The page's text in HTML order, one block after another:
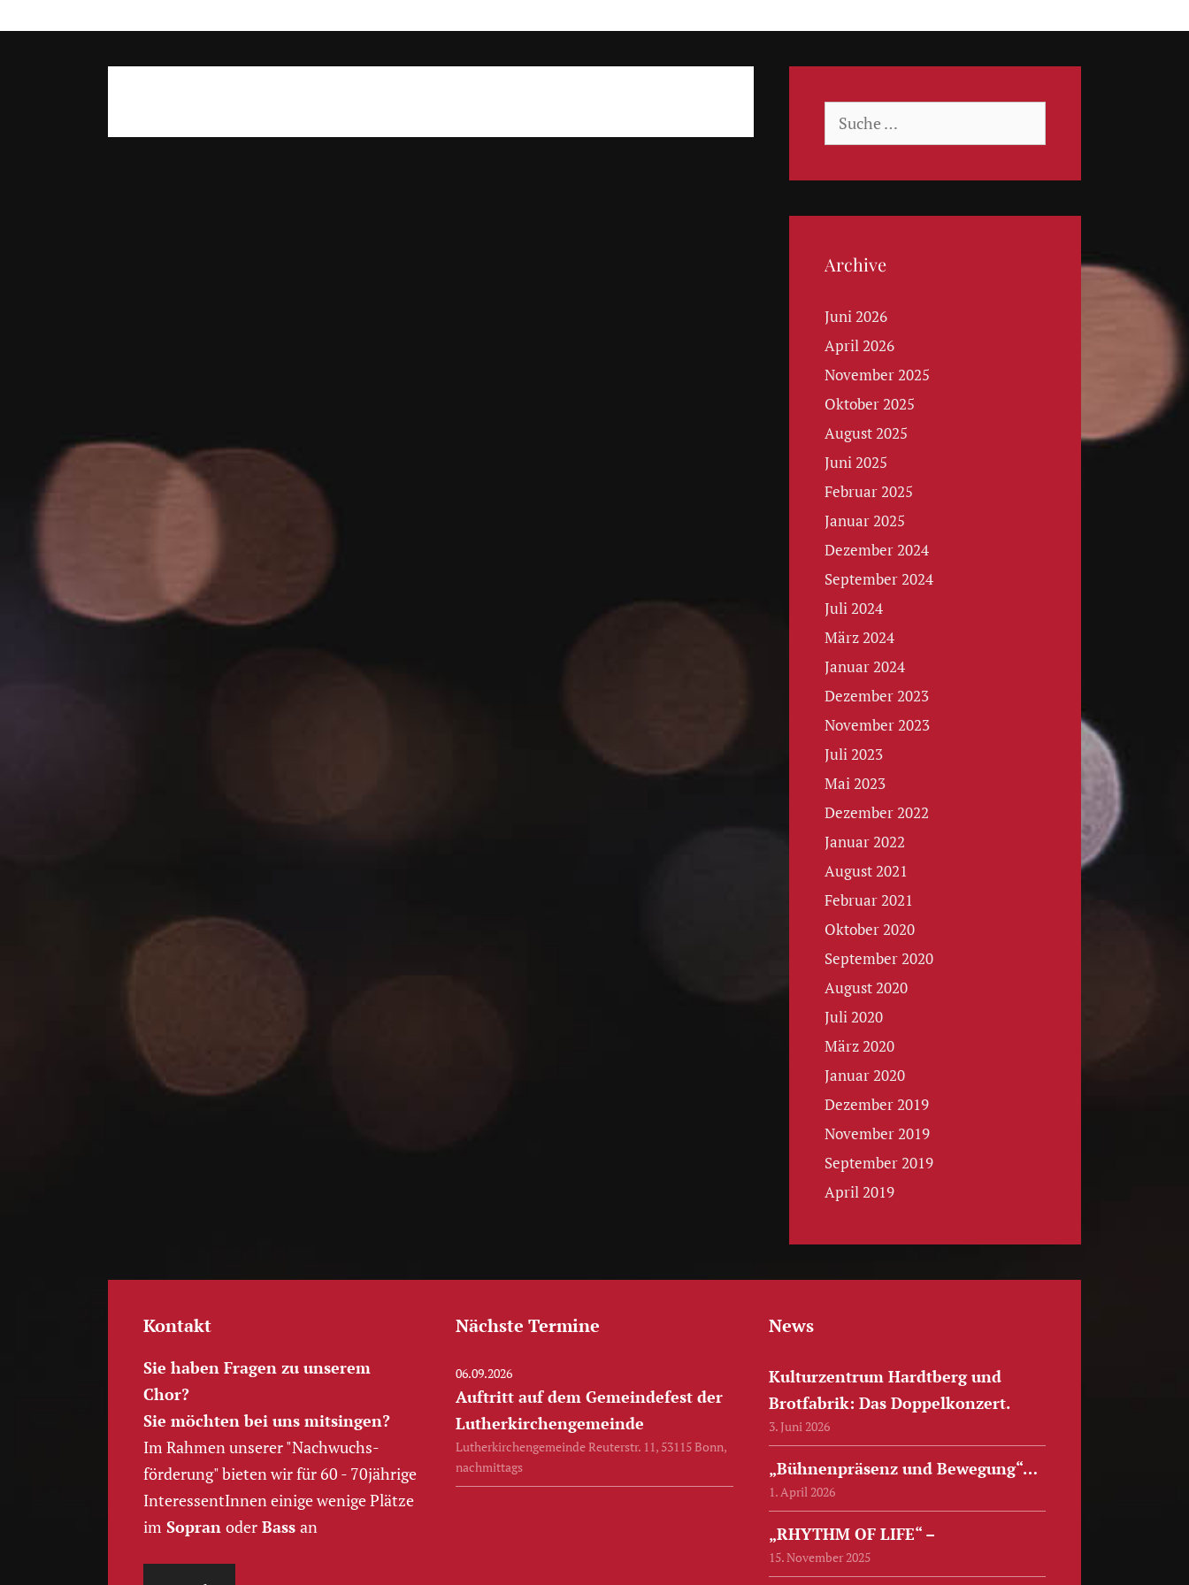
Suche
Archive
Juni 2026
April 2026
November 2025
Oktober 2025
August 2025
Juni 2025
Februar 2025
Januar 2025
Dezember 2024
September 2024
Juli 2024
März 2024
Januar 2024
Dezember 2023
November 2023
Juli 2023
Mai 2023
Dezember 2022
Januar 2022
August 2021
Februar 2021
Oktober 2020
September 2020
August 2020
Juli 2020
März 2020
Januar 2020
Dezember 2019
November 2019
September 2019
April 2019
Kontakt
Sie haben Fragen zu unserem
Chor?
Sie möchten bei uns mitsingen?
Im Rahmen unserer "Nachwuchs­
förderung" bieten wir für 60 - 70jährige
InteressentInnen einige wenige Plätze
im Sopran oder Bass an
Nächste Termine
06.09.2026
Auftritt auf dem Gemeindefest der
Lutherkirchengemeinde
Lutherkirchengemeinde Reuterstr. 11, 53115 Bonn,
nachmittags
News
Kulturzentrum Hardtberg und
Brotfabrik: Das Doppelkonzert.
3. Juni 2026
„Bühnenpräsenz und Bewegung“…
1. April 2026
„RHYTHM OF LIFE“ –
15. November 2025